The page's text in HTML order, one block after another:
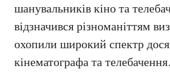
шанувальників кіно та
відзначився різноманіттям
охопили широкий спектр
кінематографа та